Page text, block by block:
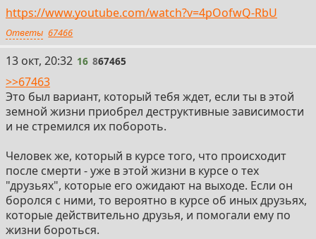
https://www.youtube.com/watch?v=4pOofwQ-RbU
Ответы 67466
16
13 окт, 20:32 16 867465
>>67463
Это был вариант, который тебя ждет, если ты в этой
земной жизни приобрел деструктивные зависимости
и не стремился их побороть.
Человек же, который в курсе того, что происходит
после смерти - уже в этой жизни в курсе о тех
"друзьях", которые его ожидают на выходе. Если он
боролся с ними, то вероятно в курсе об иных друзьях,
которые действительно друзья, и помогали ему по
жизни бороться.